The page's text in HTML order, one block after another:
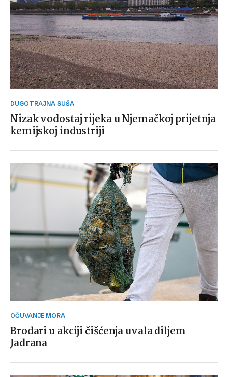
DUGOTRAJNA SUŠA
Nizak vodostaj rijeka u Njemačkoj prijetnja
kemijskoj industriji
OČUVANJE MORA
Brodari u akciji čišćenja uvala diljem
Jadrana